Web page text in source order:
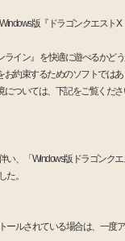
版『ドラゴンクエス
イン』 を快適に遊べるかどう
約束するためのソフトではあ
ついては、下記をご覧くださ
い、「Windows版ドラゴン
た。
ールされている場合は、一度